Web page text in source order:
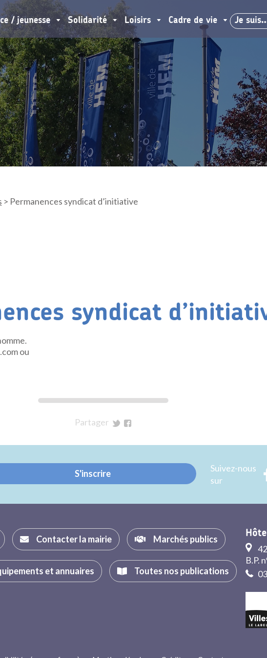
/ jeunesse Solidarité Loisirs Cadre de vie Je
> Permanences syndicat d’initiative
syndicat
ou
Partager
Twitter
Facebook
S'inscrire
Suivez-nous
sur
Contacter la mairie Marchés publics
et annuaires Toutes nos publications
B.P.